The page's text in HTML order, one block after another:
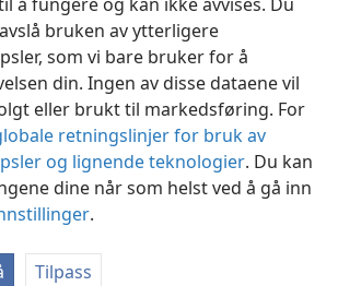
bruken av ytterligere
som vi bare bruker for å
din. Ingen av disse dataene vil
eller brukt til markedsføring. For
retningslinjer for bruk av
og lignende teknologier. Du kan
dine når som helst ved å gå inn
.
Tilpass
Del Innstillinger
Tower Bible and Tract Society of Pennsylvania
Personverninnstillinger
Logg inn